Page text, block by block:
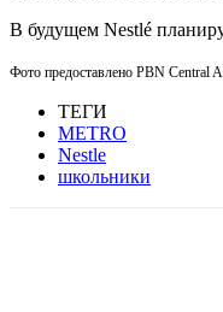
В будущем Nestlé
Фото предоставлено PBN Central
ТЕГИ
METRO
Nestle
школьники